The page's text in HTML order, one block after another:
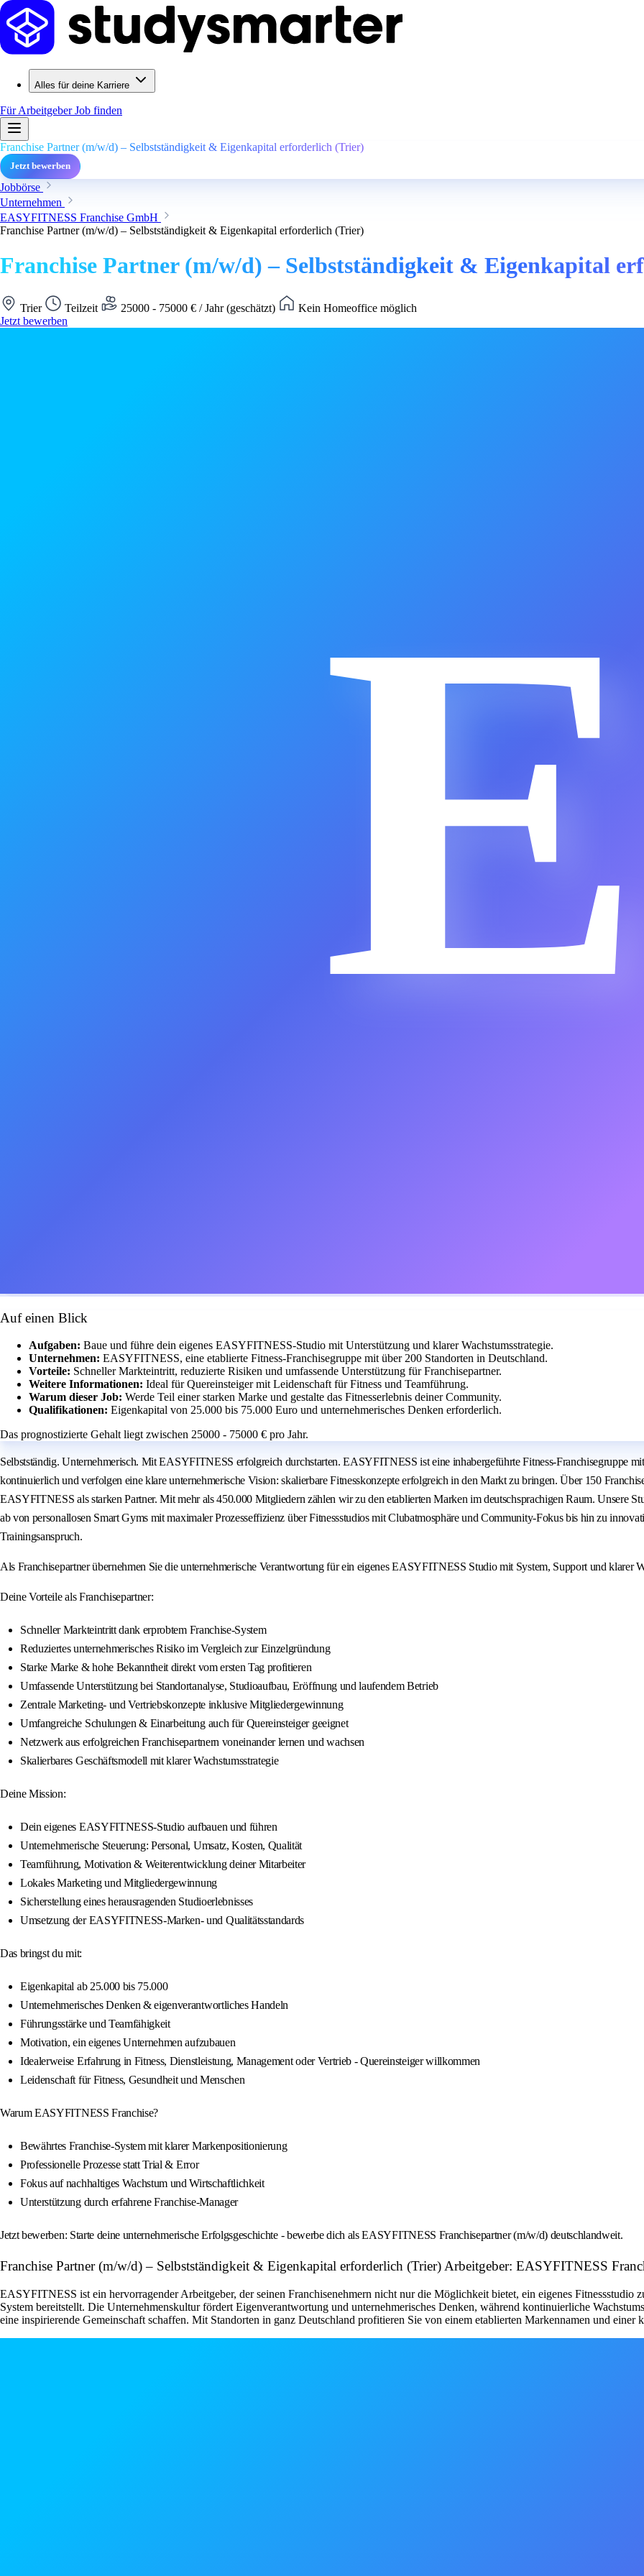
Alles für deine Karriere
Für ArbeitgeberJob finden
Franchise Partner (m/w/d) – Selbstständigkeit & Eigenkapital erforderlich (Trier)
Jetzt bewerben
Jobbörse
Unternehmen
EASYFITNESS Franchise GmbH
Franchise Partner (m/w/d) – Selbstständigkeit & Eigenkapital erforderlich (Trier)
Franchise Partner (m/w/d) – Selbstständigkeit & Eigenkapital
Trier Teilzeit 25000 - 75000 € / Jahr (geschätzt)
Kein Homeoffice möglich
Jetzt bewerben
E
Auf einen Blick
Aufgaben: Baue und führe dein eigenes EASYFITNESS-Studio mit Unterstützung und klarer Wachstumsstrategie.
Unternehmen: EASYFITNESS, eine etablierte Fitness-Franchisegruppe mit über 200 Standorten in Deutschland.
Vorteile: Schneller Markteintritt, reduzierte Risiken und umfassende Unterstützung für Franchisepartner.
Weitere Informationen: Ideal für Quereinsteiger mit Leidenschaft für Fitness und Teamführung.
Warum dieser Job: Werde Teil einer starken Marke und gestalte das Fitnesserlebnis deiner Community.
Qualifikationen: Eigenkapital von 25.000 bis 75.000 Euro und unternehmerisches Denken erforderlich.
Das prognostizierte Gehalt liegt zwischen 25000 - 75000 € pro Jahr.
Selbstständig. Unternehmerisch. Mit EASYFITNESS erfolgreich durchstarten. EASYFITNESS ist eine inhabergeführte Fitness-Franchisegruppe
kontinuierlich und verfolgen eine klare unternehmerische Vision: skalierbare Fitnesskonzepte erfolgreich in den Markt zu bringen. Über 150
EASYFITNESS als starken Partner. Mit mehr als 450.000 Mitgliedern zählen wir zu den etablierten Marken im deutschsprachigen Raum. Unsere
ab von personallosen Smart Gyms mit maximaler Prozesseffizienz über Fitnessstudios mit Clubatmosphäre und Community-Fokus bis hin zu
Trainingsanspruch.
Als Franchisepartner übernehmen Sie die unternehmerische Verantwortung für ein eigenes EASYFITNESS Studio mit System, Support und klarer
Deine Vorteile als Franchisepartner:
Schneller Markteintritt dank erprobtem Franchise-System
Reduziertes unternehmerisches Risiko im Vergleich zur Einzelgründung
Starke Marke & hohe Bekanntheit direkt vom ersten Tag profitieren
Umfassende Unterstützung bei Standortanalyse, Studioaufbau, Eröffnung und laufendem Betrieb
Zentrale Marketing- und Vertriebskonzepte inklusive Mitgliedergewinnung
Umfangreiche Schulungen & Einarbeitung auch für Quereinsteiger geeignet
Netzwerk aus erfolgreichen Franchisepartnern voneinander lernen und wachsen
Skalierbares Geschäftsmodell mit klarer Wachstumsstrategie
Deine Mission:
Dein eigenes EASYFITNESS-Studio aufbauen und führen
Unternehmerische Steuerung: Personal, Umsatz, Kosten, Qualität
Teamführung, Motivation & Weiterentwicklung deiner Mitarbeiter
Lokales Marketing und Mitgliedergewinnung
Sicherstellung eines herausragenden Studioerlebnisses
Umsetzung der EASYFITNESS-Marken- und Qualitätsstandards
Das bringst du mit:
Eigenkapital ab 25.000 bis 75.000
Unternehmerisches Denken & eigenverantwortliches Handeln
Führungsstärke und Teamfähigkeit
Motivation, ein eigenes Unternehmen aufzubauen
Idealerweise Erfahrung in Fitness, Dienstleistung, Management oder Vertrieb - Quereinsteiger willkommen
Leidenschaft für Fitness, Gesundheit und Menschen
Warum EASYFITNESS Franchise?
Bewährtes Franchise-System mit klarer Markenpositionierung
Professionelle Prozesse statt Trial & Error
Fokus auf nachhaltiges Wachstum und Wirtschaftlichkeit
Unterstützung durch erfahrene Franchise-Manager
Jetzt bewerben: Starte deine unternehmerische Erfolgsgeschichte - bewerbe dich als EASYFITNESS Franchisepartner (m/w/d) deutschlandweit.
Franchise Partner (m/w/d) – Selbstständigkeit & Eigenkapital erforderlich (Trier) Arbeitgeber: EASYFITNESS
EASYFITNESS ist ein hervorragender Arbeitgeber, der seinen Franchisenehmern nicht nur die Möglichkeit bietet, ein eigenes Fitnessstudio
System bereitstellt. Die Unternehmenskultur fördert Eigenverantwortung und unternehmerisches Denken, während kontinuierliche
eine inspirierende Gemeinschaft schaffen. Mit Standorten in ganz Deutschland profitieren Sie von einem etablierten Markennamen und